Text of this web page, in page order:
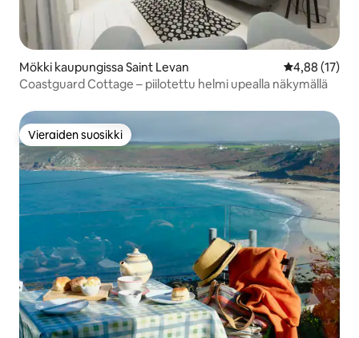
Mökki kaupungissa Saint Levan
4,88 (17)
Coastguard Cottage – piilotettu helmi upealla näkymällä
Vieraiden suosikki
Vieraiden suosikki